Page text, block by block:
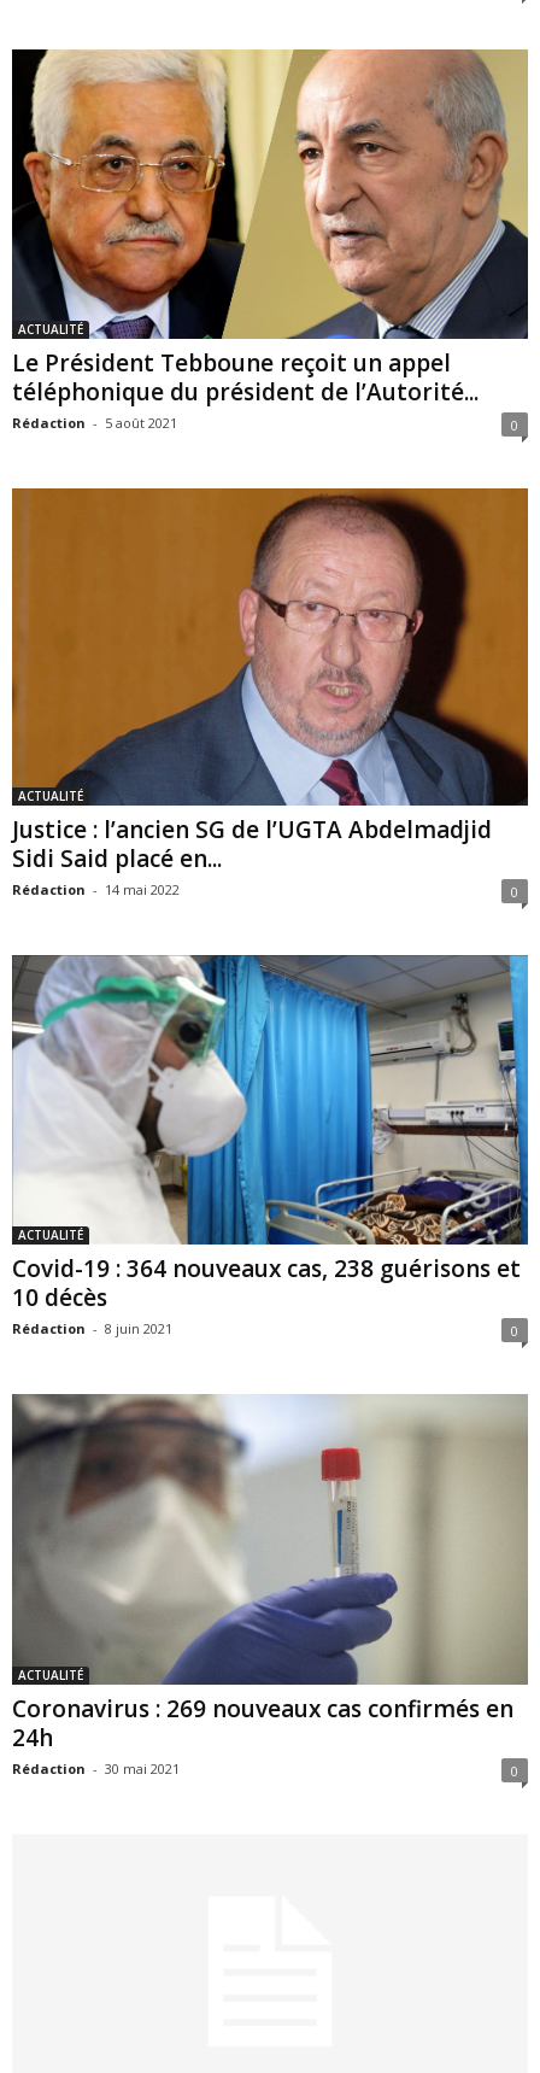
ACTUALITÉ
Le Président Tebboune reçoit un appel
téléphonique du président de l’Autorité...
Rédaction - 5 août 2021 0
ACTUALITÉ
Justice : l’ancien SG de l’UGTA Abdelmadjid
Sidi Said placé en...
Rédaction - 14 mai 2022 0
ACTUALITÉ
Covid-19 : 364 nouveaux cas, 238 guérisons et
10 décès
Rédaction - 8 juin 2021 0
ACTUALITÉ
Coronavirus : 269 nouveaux cas confirmés en
24h
Rédaction - 30 mai 2021 0